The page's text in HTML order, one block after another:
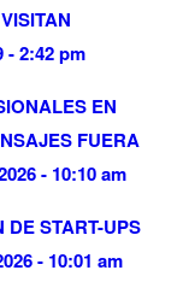
- 2:42 pm
EN
FUERA
- 10:10 am
START-UPS
- 10:01 am